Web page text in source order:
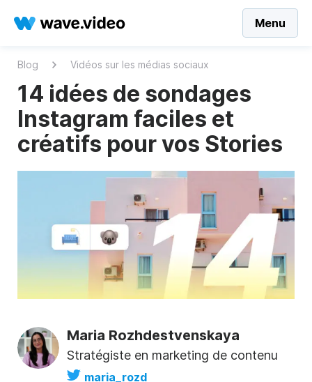
Menu
Blog Vidéos sur les médias sociaux
14 idées de sondages
Instagram faciles et
créatifs pour vos Stories
Maria Rozhdestvenskaya
Stratégiste en marketing de contenu
maria_rozd